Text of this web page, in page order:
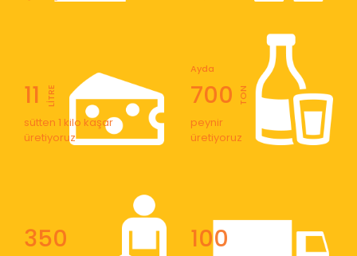
11 LİTRE
sütten 1 kilo kaşar
üretiyoruz
700
Ayda
TON
peynir
üretiyoruz
350 100